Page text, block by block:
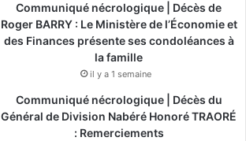
Communiqué nécrologique | Décès de
Roger BARRY : Le Ministère de l’Économie et
des Finances présente ses condoléances à
la famille
il y a 1 semaine
Communiqué nécrologique | Décès du
Général de Division Nabéré Honoré TRAORÉ
: Remerciements